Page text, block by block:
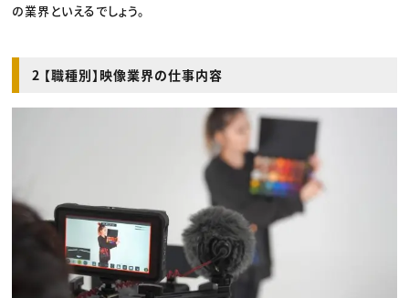
の業界といえるでしょう。
2 【職種別】映像業界の仕事内容